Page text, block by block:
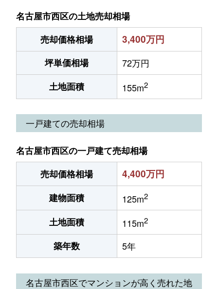
名古屋市西区の土地売却相場
売却価格相場
3,400万円
坪単価相場
72万円
土地面積
155m2
一戸建ての売却相場
名古屋市西区の一戸建て売却相場
売却価格相場
4,400万円
建物面積 125m2
土地面積 115m2
築年数 5年
名古屋市西区でマンションが高く売れた地